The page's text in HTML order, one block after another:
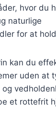
hvor du
naturlige
for at
kan du
uden at
et rottefrit